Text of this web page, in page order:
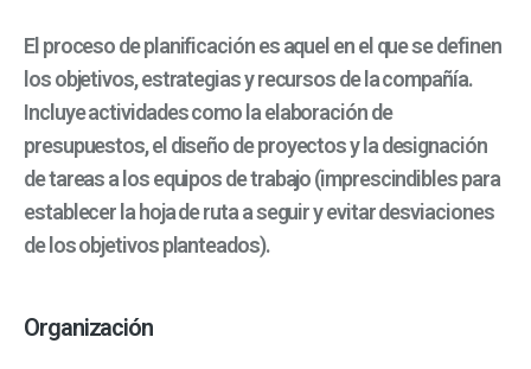
El proceso de planificación es aquel en el que se definen
los objetivos, estrategias y recursos de la compañía.
Incluye actividades como la elaboración de
presupuestos, el diseño de proyectos y la designación
de tareas a los equipos de trabajo (imprescindibles para
establecer la hoja de ruta a seguir y evitar desviaciones
de los objetivos planteados).
Organización